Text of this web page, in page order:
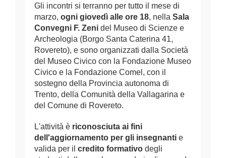
Gli incontri si terranno per tutto il mese di
marzo, ogni giovedì alle ore 18, nella Sala
Convegni F. Zeni del Museo di Scienze e
Archeologia (Borgo Santa Caterina 41,
Rovereto), e sono organizzati dalla Società
del Museo Civico con la Fondazione Museo
Civico e la Fondazione Comel, con il
sostegno della Provincia autonoma di
Trento, della Comunità della Vallagarina e
del Comune di Rovereto.
L'attività è riconosciuta ai fini
dell'aggiornamento per gli insegnanti e
valida per il credito formativo degli